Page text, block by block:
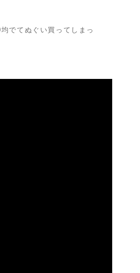
でてぬぐい買ってしまっ